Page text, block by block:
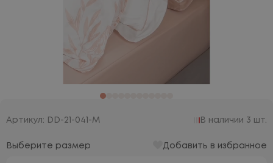
Артикул: DD-21-041-M В наличии 3 шт.
Выберите размер Добавить в избранное